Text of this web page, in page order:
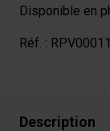
Disponible en
Réf. :
Description